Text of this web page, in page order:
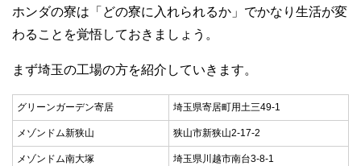
ホンダの寮は「どの寮に入れられるか」でかなり生活が変
わることを覚悟しておきましょう。
まず埼玉の工場の方を紹介していきます。
グリーンガーデン寄居 埼玉県寄居町用土三49-1
メゾンドム新狭山 狭山市新狭山2-17-2
メゾンドム南大塚 埼玉県川越市南台3-8-1